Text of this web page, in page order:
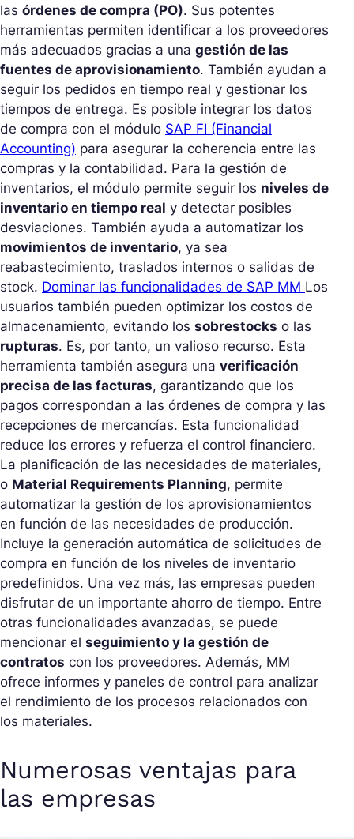
las órdenes de compra (PO). Sus potentes
herramientas permiten identificar a los proveedores
más adecuados gracias a una gestión de las
fuentes de aprovisionamiento. También ayudan a
seguir los pedidos en tiempo real y gestionar los
tiempos de entrega. Es posible integrar los datos
de compra con el módulo SAP FI (Financial
Accounting) para asegurar la coherencia entre las
compras y la contabilidad. Para la gestión de
inventarios, el módulo permite seguir los niveles de
inventario en tiempo real y detectar posibles
desviaciones. También ayuda a automatizar los
movimientos de inventario, ya sea
reabastecimiento, traslados internos o salidas de
stock. Dominar las funcionalidades de SAP MM Los
usuarios también pueden optimizar los costos de
almacenamiento, evitando los sobrestocks o las
rupturas. Es, por tanto, un valioso recurso. Esta
herramienta también asegura una verificación
precisa de las facturas, garantizando que los
pagos correspondan a las órdenes de compra y las
recepciones de mercancías. Esta funcionalidad
reduce los errores y refuerza el control financiero.
La planificación de las necesidades de materiales,
o Material Requirements Planning, permite
automatizar la gestión de los aprovisionamientos
en función de las necesidades de producción.
Incluye la generación automática de solicitudes de
compra en función de los niveles de inventario
predefinidos. Una vez más, las empresas pueden
disfrutar de un importante ahorro de tiempo. Entre
otras funcionalidades avanzadas, se puede
mencionar el seguimiento y la gestión de
contratos con los proveedores. Además, MM
ofrece informes y paneles de control para analizar
el rendimiento de los procesos relacionados con
los materiales.
Numerosas ventajas para
las empresas